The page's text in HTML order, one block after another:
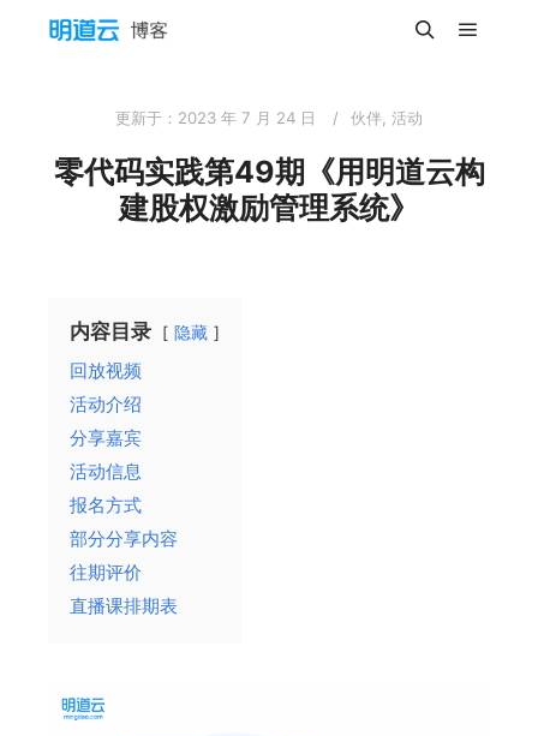
更新于： 2023 年 7 月 24 日 伙伴 活动
零代码实践第49期《用明道云构
建股权激励管理系统》
内容目录 隐藏
回放视频
活动介绍
分享嘉宾
活动信息
报名方式
部分分享内容
往期评价
直播课排期表